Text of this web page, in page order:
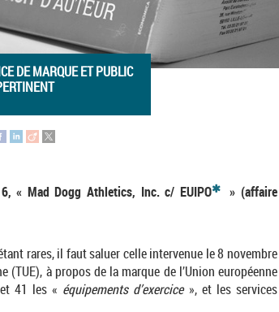
DE MARQUE ET PUBLIC
« Mad Dogg Athletics, Inc. c/ EUIPO *
» (affaire
rares, il faut saluer celle intervenue le 8 novembre
(TUE), à propos de la marque de l’Union européenne
41 les « équipements d’exercice», et les services